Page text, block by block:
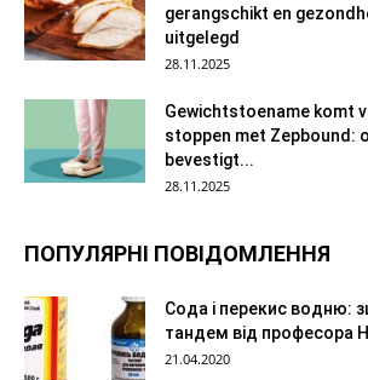
gerangschikt en
uitgelegd
28.11.2025
Gewichtstoename komt
stoppen met Zepbound:
bevestigt...
28.11.2025
ПОПУЛЯРНІ ПОВІДОМЛЕННЯ
Сода і перекис водню:
тандем від професора
21.04.2020